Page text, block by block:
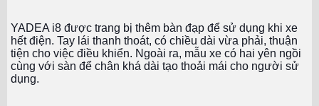
YADEA i8 được trang bị thêm bàn đạp để sử dụng khi xe
hết điện. Tay lái thanh thoát, có chiều dài vừa phải, thuận
tiện cho việc điều khiển. Ngoài ra, mẫu xe có hai yên ngồi
cùng với sàn để chân khá dài tạo thoải mái cho người sử
dụng.